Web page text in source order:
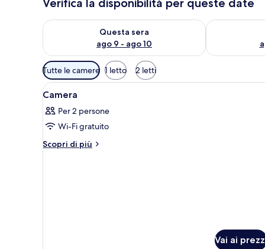
Questa sera
ago 9 - ago 10
Verifica la disponibilità per questa sera, ago 9 - ago
Verifica la
Filtri
disponibili
per
camere
Tutte le camere 1 letto 2 letti
Apri
tutte
le
foto
per
Una camera d'albergo con
5
Camera
Per 2 persone
Wi-Fi gratuito
Scopri di più
Altri
Vai ai